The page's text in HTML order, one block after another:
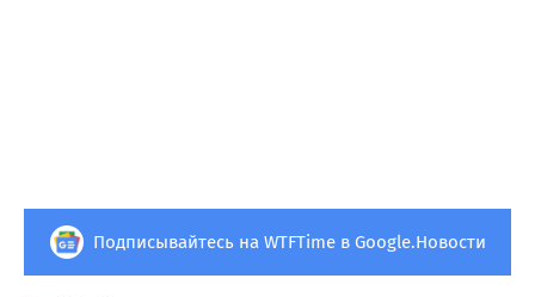
Подписывайтесь на WTFTime в Google.Новости